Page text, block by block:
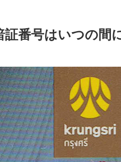
番号はいつの間